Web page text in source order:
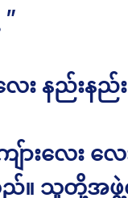
ေး နည်းနည်
ားလေး လ
ည်။ သူတို့အဖွဲ့